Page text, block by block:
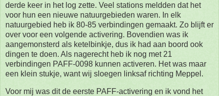
derde keer in het log zette. Veel stations meldden dat het
voor hun een nieuwe natuurgebieden waren. In elk
natuurgebied heb ik 80-85 verbindingen gemaakt. Zo blijft er
over voor een volgende activering. Bovendien was ik
aangemonsterd als ketelbinkje, dus ik had aan boord ook
dingen te doen. Als nagerecht heb ik nog met 21
verbindingen PAFF-0098 kunnen activeren. Het was maar
een klein stukje, want wij sloegen linksaf richting Meppel.
Voor mij was dit de eerste PAFF-activering en ik vond het